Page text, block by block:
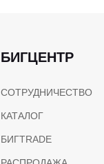
БИГЦЕНТР
СОТРУДНИЧЕСТВО
КАТАЛОГ
БИГTRADE